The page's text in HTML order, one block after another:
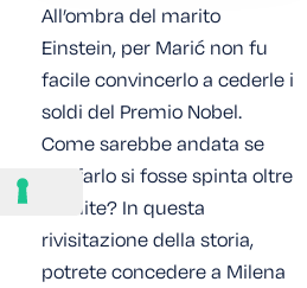
All’ombra del marito
Einstein, per Marić non fu
facile convincerlo a cederle i
soldi del Premio Nobel.
Come sarebbe andata se
per farlo si fosse spinta oltre
il limite? In questa
rivisitazione della storia,
potrete concedere a Milena